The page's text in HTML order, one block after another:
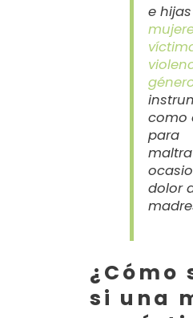
e
como
para
dolor
¿Cómo
si una